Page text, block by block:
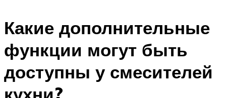
Какие дополнительные
функции могут быть
доступны у смесителей